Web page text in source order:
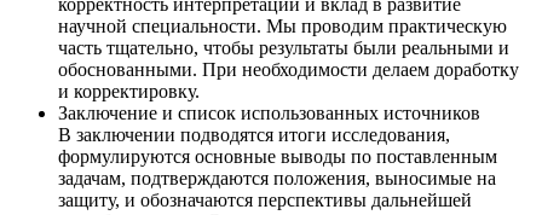
корректность интерпретации и вклад в развитие
научной специальности. Мы проводим практическую
часть тщательно, чтобы результаты были реальными и
обоснованными. При необходимости делаем доработку
и корректировку.
Заключение и список использованных источников
В заключении подводятся итоги исследования,
формулируются основные выводы по поставленным
задачам, подтверждаются положения, выносимые на
защиту, и обозначаются перспективы дальнейшей